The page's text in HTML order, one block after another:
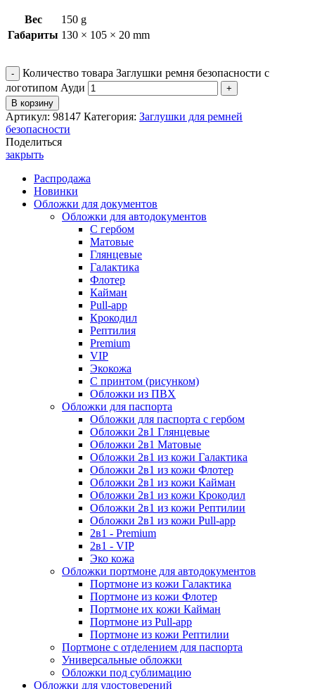
Вес
150 g
Габариты 130 × 105 × 20 mm
Количество товара Заглушки ремня безопасности с
логотипом Ауди
В корзину
Артикул: 98147 Категория: Заглушки для ремней
безопасности
Поделиться
закрыть
Распродажа
Новинки
Обложки для документов
Обложки для автодокументов
С гербом
Матовые
Глянцевые
Галактика
Флотер
Кайман
Pull-app
Крокодил
Рептилия
Premium
VIP
Экокожа
С принтом (рисунком)
Обложки из ПВХ
Обложки для паспорта
Обложки для паспорта с гербом
Обложки 2в1 Глянцевые
Обложки 2в1 Матовые
Обложки 2в1 из кожи Галактика
Обложки 2в1 из кожи Флотер
Обложки 2в1 из кожи Кайман
Обложки 2в1 из кожи Крокодил
Обложки 2в1 из кожи Рептилии
Обложки 2в1 из кожи Pull-app
2в1 - Premium
2в1 - VIP
Эко кожа
Обложки портмоне для автодокументов
Портмоне из кожи Галактика
Портмоне из кожи Флотер
Портмоне их кожи Кайман
Портмоне из Pull-app
Портмоне из кожи Рептилии
Портмоне с отделением для паспорта
Универсальные обложки
Обложки под сублимацию
Обложки для удостоверений